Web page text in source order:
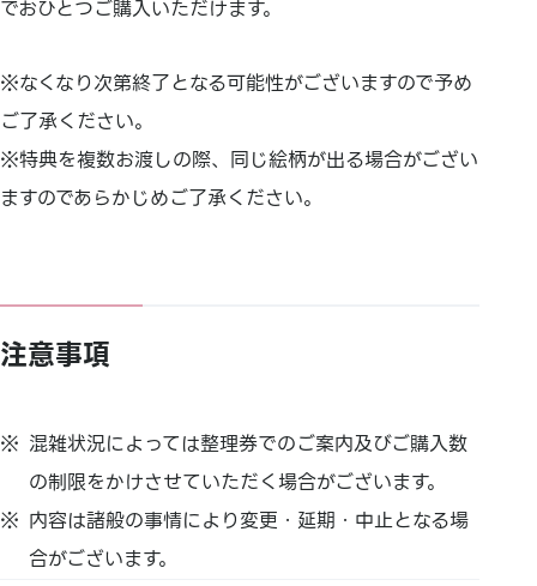
でおひとつご購入いただけます。
※なくなり次第終了となる可能性がございますので予め
ご了承ください。
※特典を複数お渡しの際、同じ絵柄が出る場合がござい
ますのであらかじめご了承ください。
注意事項
混雑状況によっては整理券でのご案内及びご購入数
の制限をかけさせていただく場合がございます。
内容は諸般の事情により変更・延期・中止となる場
合がございます。